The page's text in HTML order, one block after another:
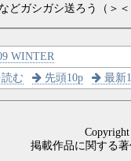
どガシガシ送ろう（＞
WINTER
む 先頭10p 最新
掲載作品に関する